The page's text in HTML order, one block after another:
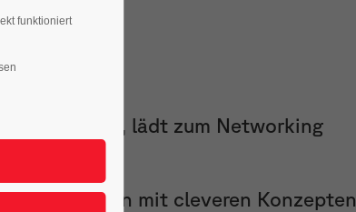
, lädt zum Networking
Eisenmann mit cleveren Konzepten
funktioniert